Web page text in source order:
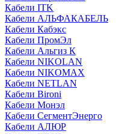
Кабели ITK
Кабели АЛЬФАКАБЕЛЬ
Кабели Кабэкс
Кабели ПромЭл
Кабели Альгиз К
Кабели NIKOLAN
Кабели NIKOMAX
Кабели NETLAN
Кабели Bironi
Кабели Монэл
Кабели СегментЭнерго
Кабели АЛЮР